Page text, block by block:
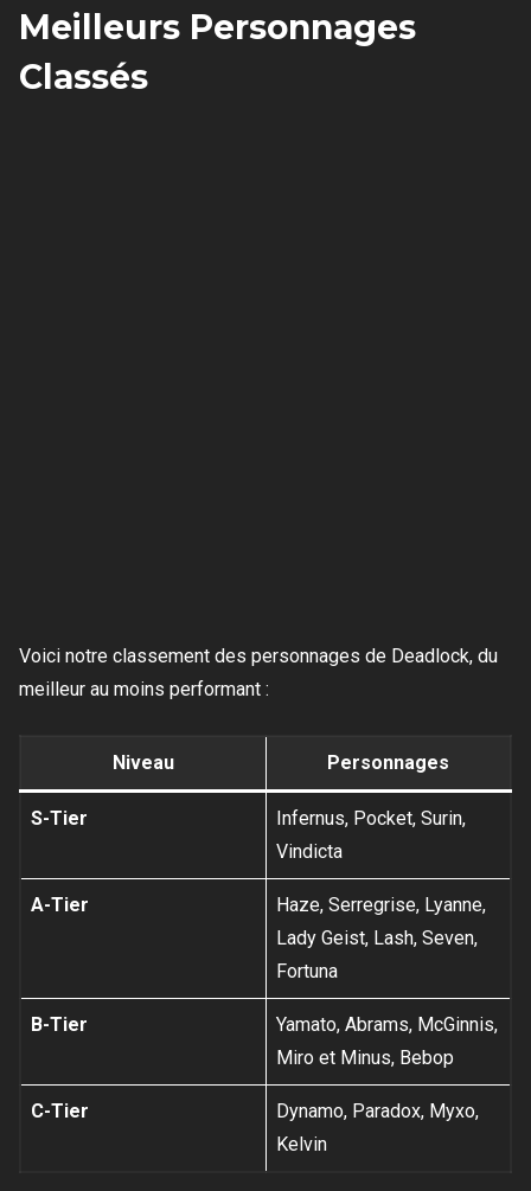
Meilleurs Personnages
Classés
Voici notre classement des personnages de Deadlock, du
meilleur au moins performant :
Niveau Personnages
S-Tier
Infernus, Pocket, Surin,
Vindicta
A-Tier
Haze, Serregrise, Lyanne,
Lady Geist, Lash, Seven,
Fortuna
B-Tier
Yamato, Abrams, McGinnis,
Miro et Minus, Bebop
C-Tier
Dynamo, Paradox, Myxo,
Kelvin